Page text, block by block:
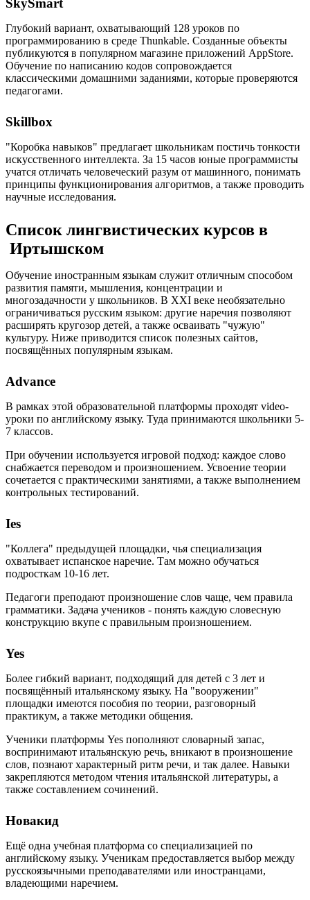
SkySmart
Глубокий вариант, охватывающий 128 уроков по
программированию в среде Thunkable. Созданные объекты
публикуются в популярном магазине приложений AppStore.
Обучение по написанию кодов сопровождается
классическими домашними заданиями, которые проверяются
педагогами.
Skillbox
"Коробка навыков" предлагает школьникам постичь тонкости
искусственного интеллекта. За 15 часов юные программисты
учатся отличать человеческий разум от машинного, понимать
принципы функционирования алгоритмов, а также проводить
научные исследования.
Список лингвистических курсов в
Иртышском
Обучение иностранным языкам служит отличным способом
развития памяти, мышления, концентрации и
многозадачности у школьников. В XXI веке необязательно
ограничиваться русским языком: другие наречия позволяют
расширять кругозор детей, а также осваивать "чужую"
культуру. Ниже приводится список полезных сайтов,
посвящённых популярным языкам.
Advance
В рамках этой образовательной платформы проходят video-
уроки по английскому языку. Туда принимаются школьники 5-
7 классов.
При обучении используется игровой подход: каждое слово
снабжается переводом и произношением. Усвоение теории
сочетается с практическими занятиями, а также выполнением
контрольных тестирований.
Ies
"Коллега" предыдущей площадки, чья специализация
охватывает испанское наречие. Там можно обучаться
подросткам 10-16 лет.
Педагоги преподают произношение слов чаще, чем правила
грамматики. Задача учеников - понять каждую словесную
конструкцию вкупе с правильным произношением.
Yes
Более гибкий вариант, подходящий для детей с 3 лет и
посвящённый итальянскому языку. На "вооружении"
площадки имеются пособия по теории, разговорный
практикум, а также методики общения.
Ученики платформы Yes пополняют словарный запас,
воспринимают итальянскую речь, вникают в произношение
слов, познают характерный ритм речи, и так далее. Навыки
закрепляются методом чтения итальянской литературы, а
также составлением сочинений.
Новакид
Ещё одна учебная платформа со специализацией по
английскому языку. Ученикам предоставляется выбор между
русскоязычными преподавателями или иностранцами,
владеющими наречием.